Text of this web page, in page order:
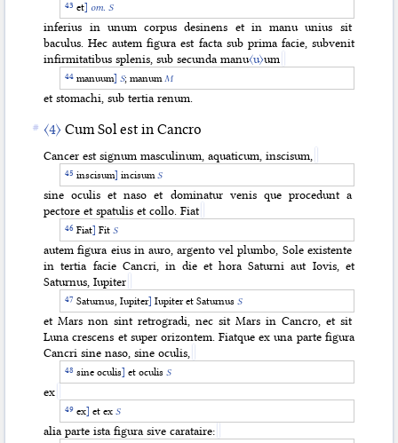
et] om. S
inferius in unum corpus desinens et in manu unius sit
baculus. Hec autem figura est facta sub prima facie, subvenit
infirmitatibus splenis, sub secunda manu〈u〉um
manuum] S; manumM
et stomachi, sub tertia renum.
〈4〉 Cum Sol est in Cancro
Cancer est signum masculinum, aquaticum, inscisum,
inscisum] incisumS
sine oculis et naso et dominatur venis que procedunt a
pectore et spatulis et collo. Fiat
Fiat] Fit S
autem figura eius in auro, argento vel plumbo, Sole existente
in tertia facie Cancri, in die et hora Saturni aut Iovis, et
Saturnus, Iupiter
Saturnus, Iupiter] Iupiter et Saturnus S
et Mars non sint retrogradi, nec sit Mars in Cancro, et sit
Luna crescens et super orizontem. Fiatque ex una parte figura
Cancri sine naso, sine oculis,
sine oculis] et oculis S
ex
ex] et ex S
alia parte ista figura sive carataire: